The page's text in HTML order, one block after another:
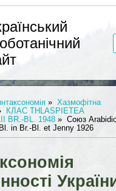
» Хазмофітна
КЛАС THLASPIETEA
BR.-BL. 1948 » Союз
in Br.-Bl. et Jenny 1926